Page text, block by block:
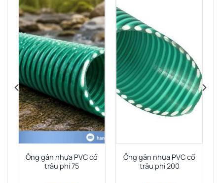
Ống gân nhựa PVC cổ
trâu phi 75
Ống gân nhựa PVC cổ
trâu phi 200